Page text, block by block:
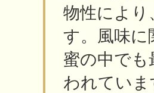
物性によ
す。風味
蜜の中で
われてい